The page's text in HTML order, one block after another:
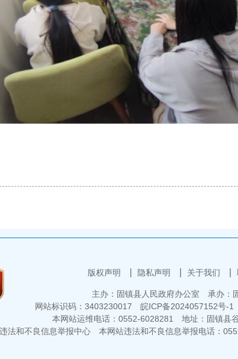
版权声明 隐私声明 关于我们
主办：固镇县人民政府办公室
承办：
网站标识码：3403230017
皖ICP备2024057152号-1
本网站运维电话：0552-6028281
地址：固镇县
法和不良信息举报中心
本网站违法和不良信息举报电话：